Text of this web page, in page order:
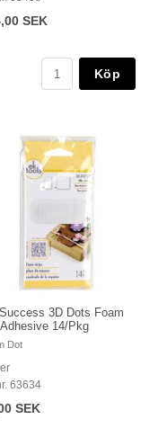
SEK
Köp
3D Dots Foam
14/Pkg
Dot
63634
SEK